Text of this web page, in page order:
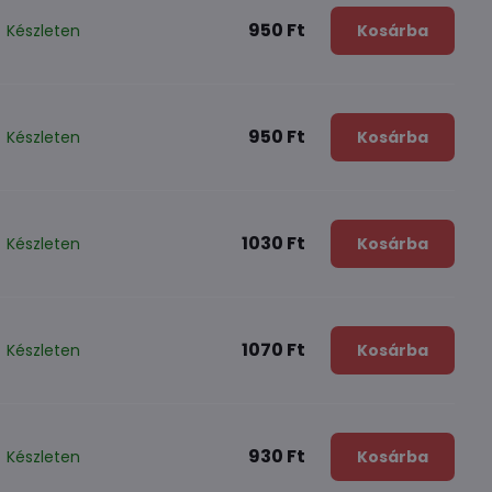
Készleten 950 Ft Kosárba
Készleten 950 Ft Kosárba
Készleten 1030 Ft Kosárba
Készleten 1070 Ft Kosárba
Készleten 930 Ft Kosárba